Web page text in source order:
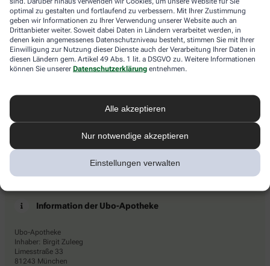
optimal zu gestalten und fortlaufend zu verbessern. Mit Ihrer Zustimmung
geben wir Informationen zu Ihrer Verwendung unserer Website auch an
Drittanbieter weiter. Soweit dabei Daten in Ländern verarbeitet werden, in
denen kein angemessenes Datenschutzniveau besteht, stimmen Sie mit Ihrer
Einwilligung zur Nutzung dieser Dienste auch der Verarbeitung Ihrer Daten in
diesen Ländern gem. Artikel 49 Abs. 1 lit. a DSGVO zu. Weitere Informationen
können Sie unserer Datenschutzerklärung entnehmen.
Alle akzeptieren
Nur notwendige akzeptieren
Einstellungen verwalten
das
Haus.
Newsletters den Dienstleister Emarsys ein. Die Einwilligung
kann jederzeit für die Zukunft widerrufen werden (z.B. über den
Abmelde-Link in jedem Newsletter). Die sonstigen
Kontaktmöglichkeiten dafür und weitere Angaben zur
Datenverarbeitung finden sich in der Datenschutzerklärungvon
AHD.
* Coupon-Bedingungen: Einmalig einlösbar bis zum
31.12.2026. Mindestbestellwert: 50,00 €. Gültig auf das
gesamte Sortiment, ausgeschlossen rezeptpflichtige Produkte.
Information der Ubo-Apotheke
Ubo-Apotheke
Inhaber: Birgit Zuleeg
Limesstraße 33
81243 München